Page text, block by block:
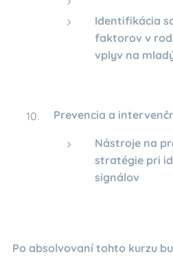
Identifikácia
faktorov v
vplyv na
Prevencia a
Nástroje na
stratégie pri
signálov
Po absolvovaní tohto kurzu